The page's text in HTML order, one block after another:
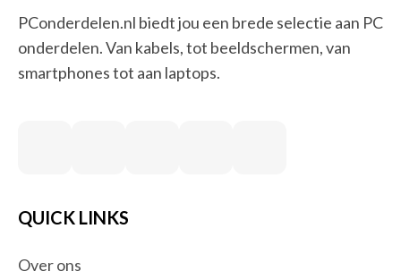
PConderdelen.nl biedt jou een brede selectie aan PC
onderdelen. Van kabels, tot beeldschermen, van
smartphones tot aan laptops.
QUICK LINKS
Over ons